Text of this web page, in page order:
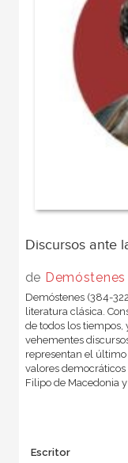
Discursos ante
de Demóstenes
Demóstenes (384-
literatura clásica.
de todos los tiempos,
vehementes
representan el
valores
Filipo de Macedonia
Escritor